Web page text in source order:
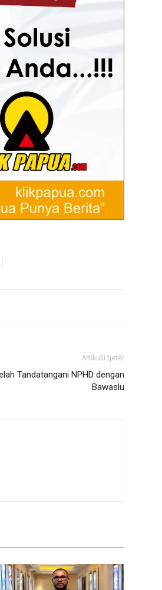
Artikulli tjetër
Tandatangani NPHD dengan
Bawaslu